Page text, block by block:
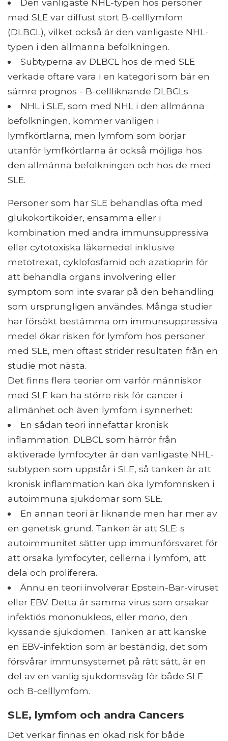
Den vanligaste NHL-typen hos personer
med SLE var diffust stort B-celllymfom
(DLBCL), vilket också är den vanligaste NHL-
typen i den allmänna befolkningen.
Subtyperna av DLBCL hos de med SLE
verkade oftare vara i en kategori som bär en
sämre prognos - B-cellliknande DLBCLs.
NHL i SLE, som med NHL i den allmänna
befolkningen, kommer vanligen i
lymfkörtlarna, men lymfom som börjar
utanför lymfkörtlarna är också möjliga hos
den allmänna befolkningen och hos de med
SLE.
Personer som har SLE behandlas ofta med
glukokortikoider, ensamma eller i
kombination med andra immunsuppressiva
eller cytotoxiska läkemedel inklusive
metotrexat, cyklofosfamid och azatioprin för
att behandla organs involvering eller
symptom som inte svarar på den behandling
som ursprungligen användes. Många studier
har försökt bestämma om immunsuppressiva
medel ökar risken för lymfom hos personer
med SLE, men oftast strider resultaten från en
studie mot nästa.
Det finns flera teorier om varför människor
med SLE kan ha större risk för cancer i
allmänhet och även lymfom i synnerhet:
En sådan teori innefattar kronisk
inflammation. DLBCL som härrör från
aktiverade lymfocyter är den vanligaste NHL-
subtypen som uppstår i SLE, så tanken är att
kronisk inflammation kan öka lymfomrisken i
autoimmuna sjukdomar som SLE.
En annan teori är liknande men har mer av
en genetisk grund. Tanken är att SLE: s
autoimmunitet sätter upp immunförsvaret för
att orsaka lymfocyter, cellerna i lymfom, att
dela och proliferera.
Ännu en teori involverar Epstein-Bar-viruset
eller EBV. Detta är samma virus som orsakar
infektiös mononukleos, eller mono, den
kyssande sjukdomen. Tanken är att kanske
en EBV-infektion som är beständig, det som
försvårar immunsystemet på rätt sätt, är en
del av en vanlig sjukdomsväg för både SLE
och B-celllymfom.
SLE, lymfom och andra Cancers
Det verkar finnas en ökad risk för både